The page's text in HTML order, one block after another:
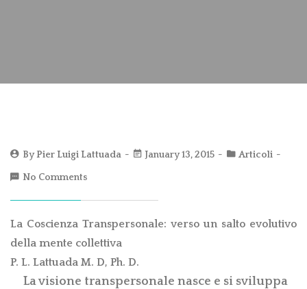
ByPier Luigi Lattuada January 13, 2015 Articoli
No Comments
La Coscienza Transpersonale: verso un salto evolutivo
della mente collettiva
P. L. Lattuada M. D, Ph. D.
La visione transpersonale nasce e si sviluppa